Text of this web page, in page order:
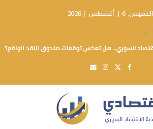
الخميس, 6 | أغسطس | 2026